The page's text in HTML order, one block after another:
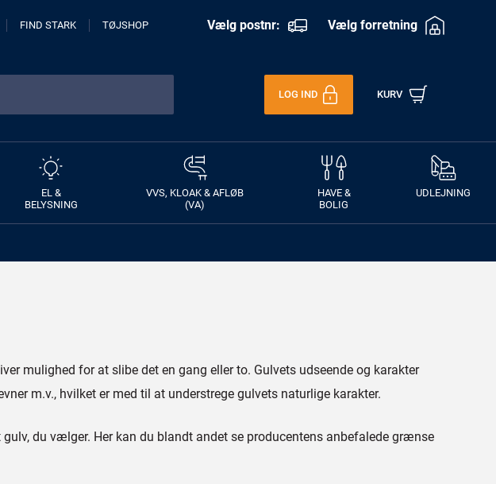
FIND STARK TØJSHOP Vælg postnr: Vælg forretning
LOG IND KURV
EL &
BELYSNING
VVS, KLOAK & AFLØB
(VA)
HAVE &
BOLIG
UDLEJNING
mulighed for at slibe det en gang eller to. Gulvets udseende og karakter
m.v., hvilket er med til at understrege gulvets naturlige karakter.
du vælger. Her kan du blandt andet se producentens anbefalede grænse